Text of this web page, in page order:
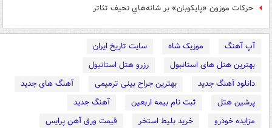
حركات موزون «پايكوبان» بر شانه‌هاي نحیف تئاتر
آپ آهنگ موزیک شاه
سایت تاریخ ایران
بهترین هتل های استانبول
رزرو هتل استانبول
دانلود آهنگ جدید
بهترین جراح بینی ترمیمی
آهنگ های جدید
پرشین هتل
ثبت نام بیمه اربعین
آهنگ جدید
مزایده خودرو
خرید بلیط استخر
قیمت ورق آهن پرایس